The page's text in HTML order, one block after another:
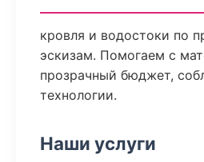
кровля и водостоки по
эскизам. Помогаем с
прозрачный бюджет,
технологии.
Наши услуги